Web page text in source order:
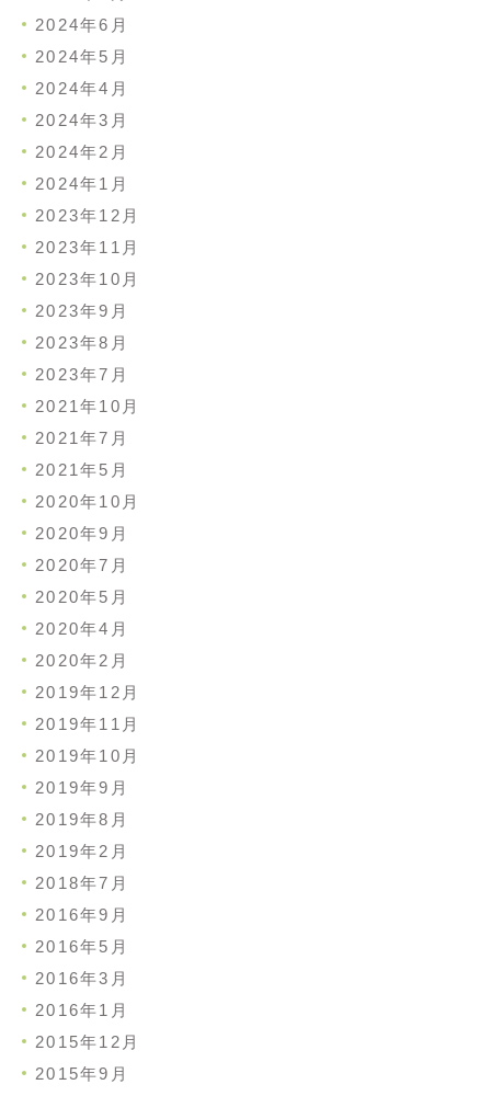
2024年6月
2024年5月
2024年4月
2024年3月
2024年2月
2024年1月
2023年12月
2023年11月
2023年10月
2023年9月
2023年8月
2023年7月
2021年10月
2021年7月
2021年5月
2020年10月
2020年9月
2020年7月
2020年5月
2020年4月
2020年2月
2019年12月
2019年11月
2019年10月
2019年9月
2019年8月
2019年2月
2018年7月
2016年9月
2016年5月
2016年3月
2016年1月
2015年12月
2015年9月